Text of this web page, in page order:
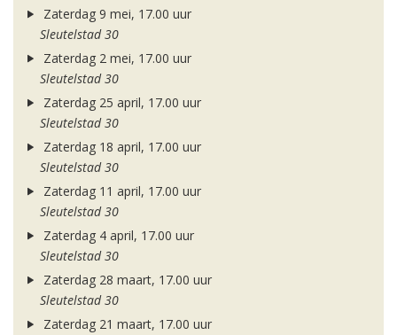
Zaterdag 9 mei, 17.00 uur
Sleutelstad 30
Zaterdag 2 mei, 17.00 uur
Sleutelstad 30
Zaterdag 25 april, 17.00 uur
Sleutelstad 30
Zaterdag 18 april, 17.00 uur
Sleutelstad 30
Zaterdag 11 april, 17.00 uur
Sleutelstad 30
Zaterdag 4 april, 17.00 uur
Sleutelstad 30
Zaterdag 28 maart, 17.00 uur
Sleutelstad 30
Zaterdag 21 maart, 17.00 uur